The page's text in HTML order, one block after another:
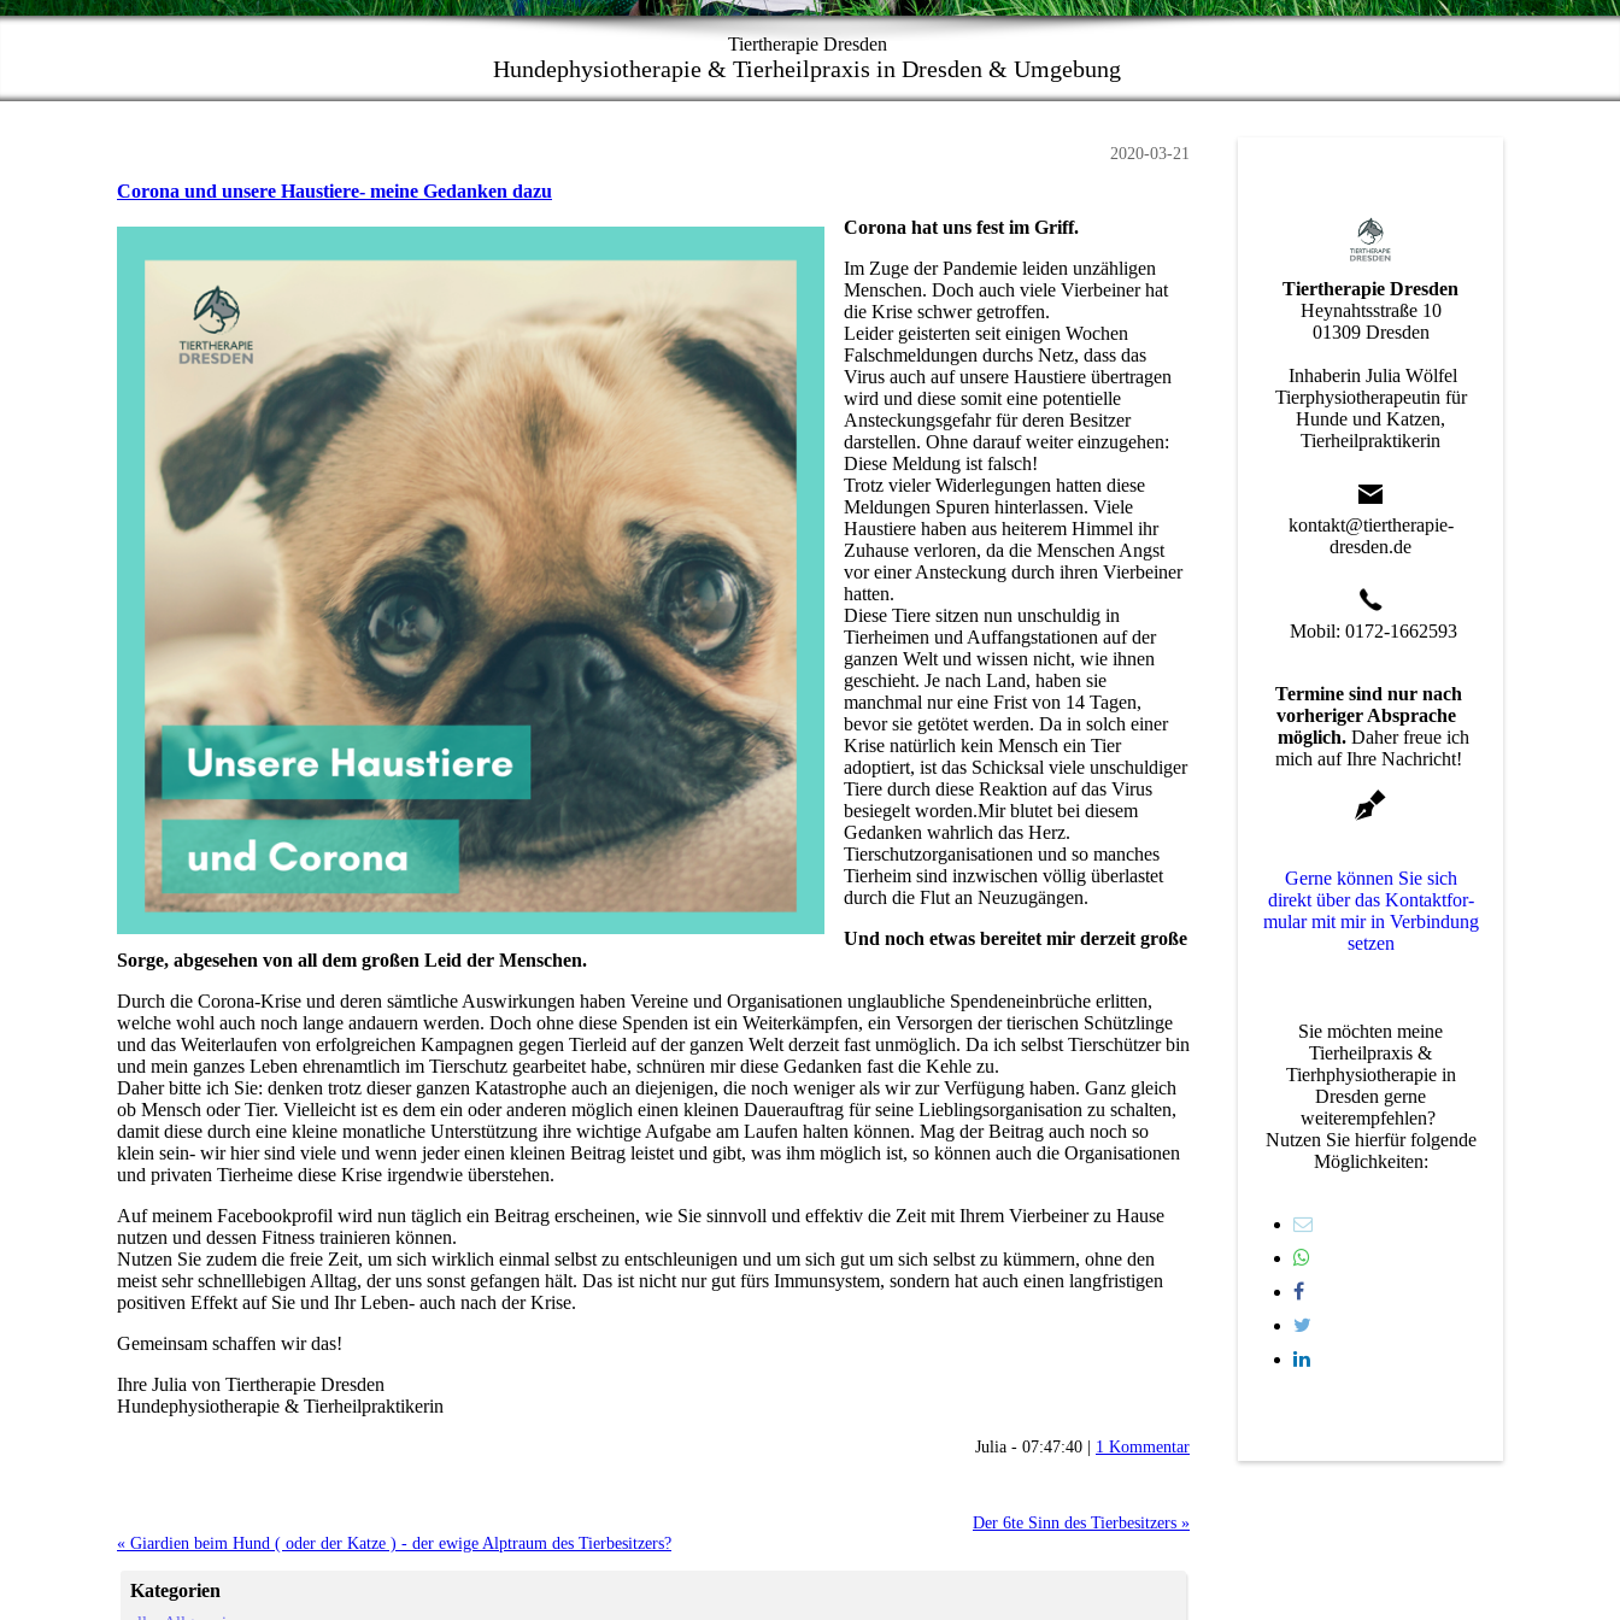
Tiertherapie Dresden
Hundephysiotherapie & Tierheilpraxis in Dresden & Umgebung
2020-03-21
Corona und unsere Haustiere- meine Gedanken dazu
Corona hat uns fest im Griff.
Im Zuge der Pandemie leiden unzähligen
Menschen. Doch auch viele Vierbeiner hat
die Krise schwer getroffen.
Leider geisterten seit einigen Wochen
Falschmeldungen durchs Netz, dass das
Virus auch auf unsere Haustiere übertragen
wird und diese somit eine potentielle
Ansteckungsgefahr für deren Besitzer
darstellen. Ohne darauf weiter einzugehen:
Diese Meldung ist falsch!
Trotz vieler Widerlegungen hatten diese
Meldungen Spuren hinterlassen. Viele
Haustiere haben aus heiterem Himmel ihr
Zuhause verloren, da die Menschen Angst
vor einer Ansteckung durch ihren Vierbeiner
hatten.
Diese Tiere sitzen nun unschuldig in
Tierheimen und Auffangstationen auf der
ganzen Welt und wissen nicht, wie ihnen
geschieht. Je nach Land, haben sie
manchmal nur eine Frist von 14 Tagen,
bevor sie getötet werden. Da in solch einer
Krise natürlich kein Mensch ein Tier
adoptiert, ist das Schicksal viele unschuldiger
Tiere durch diese Reaktion auf das Virus
besiegelt worden.Mir blutet bei diesem
Gedanken wahrlich das Herz.
Tierschutzorganisationen und so manches
Tierheim sind inzwischen völlig überlastet
durch die Flut an Neuzugängen.
Und noch etwas bereitet mir derzeit große
Sorge, abgesehen von all dem großen Leid der Menschen.
Durch die Corona-Krise und deren sämtliche Auswirkungen haben Vereine und Organisationen unglaubliche Spendeneinbrüche erlitten,
welche wohl auch noch lange andauern werden. Doch ohne diese Spenden ist ein Weiterkämpfen, ein Versorgen der tierischen Schützlinge
und das Weiterlaufen von erfolgreichen Kampagnen gegen Tierleid auf der ganzen Welt derzeit fast unmöglich. Da ich selbst Tierschützer bin
und mein ganzes Leben ehrenamtlich im Tierschutz gearbeitet habe, schnüren mir diese Gedanken fast die Kehle zu.
Daher bitte ich Sie: denken trotz dieser ganzen Katastrophe auch an diejenigen, die noch weniger als wir zur Verfügung haben. Ganz gleich
ob Mensch oder Tier. Vielleicht ist es dem ein oder anderen möglich einen kleinen Dauerauftrag für seine Lieblingsorganisation zu schalten,
damit diese durch eine kleine monatliche Unterstützung ihre wichtige Aufgabe am Laufen halten können. Mag der Beitrag auch noch so
klein sein- wir hier sind viele und wenn jeder einen kleinen Beitrag leistet und gibt, was ihm möglich ist, so können auch die Organisationen
und privaten Tierheime diese Krise irgendwie überstehen.
Auf meinem Facebookprofil wird nun täglich ein Beitrag erscheinen, wie Sie sinnvoll und effektiv die Zeit mit Ihrem Vierbeiner zu Hause
nutzen und dessen Fitness trainieren können.
Nutzen Sie zudem die freie Zeit, um sich wirklich einmal selbst zu entschleunigen und um sich gut um sich selbst zu kümmern, ohne den
meist sehr schnelllebigen Alltag, der uns sonst gefangen hält. Das ist nicht nur gut fürs Immunsystem, sondern hat auch einen langfristigen
positiven Effekt auf Sie und Ihr Leben- auch nach der Krise.
Gemeinsam schaffen wir das!
Ihre Julia von Tiertherapie Dresden
Hundephysiotherapie & Tierheilpraktikerin
Julia - 07:47:40 | 1 Kommentar
Der 6te Sinn des Tierbesitzers »
« Giardien beim Hund ( oder der Katze ) - der ewige Alptraum des Tierbesitzers?
Kategorien
Tiertherapie Dresden
Heynahtsstraße 10
01309 Dresden
Inhaberin Julia Wölfel
Tierphysiotherapeutin für
Hunde und Katzen,
Tierheilpraktikerin
kontakt@tiertherapie-
dresden.de
Mobil: 0172-1662593
Termine sind nur nach
vorheriger Absprache
möglich. Daher freue ich
mich auf Ihre Nachricht!
Gerne können Sie sich
direkt über das Kon­takt­for­
mu­lar mit mir in Verbindung
setzen
Sie möchten meine
Tierheilpraxis &
Tierhphysiotherapie in
Dresden gerne
weiterempfehlen?
Nutzen Sie hierfür folgende
Möglichkeiten: